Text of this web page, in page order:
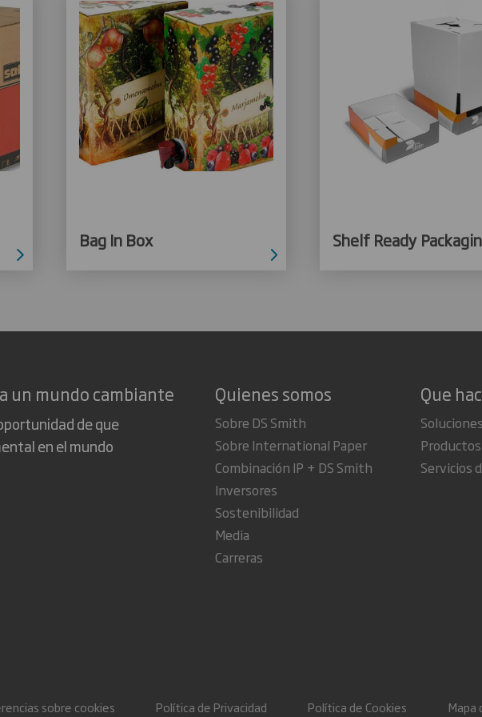
Bag In Box Shelf Ready
un mundo cambiante
de que
en el mundo
Quienes somos
Sobre DS Smith
Sobre International Paper
Combinación IP + DS Smith
Inversores
Sostenibilidad
Media
Carreras
Que
Servicios
sobre cookies Política de Privacidad Política de Cookies
Mapa